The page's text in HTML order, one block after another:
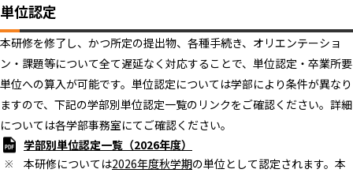
単位認定
本研修を修了し、かつ所定の提出物、各種手続き、オリエンテーショ
ン・課題等について全て遅延なく対応することで、単位認定・卒業所要
単位への算入が可能です。単位認定については学部により条件が異なり
ますので、下記の学部別単位認定一覧のリンクをご確認ください。詳細
については各学部事務室にてご確認ください。
学部別単位認定一覧（2026年度）
本研修については2026年度秋学期の単位として認定されます。本